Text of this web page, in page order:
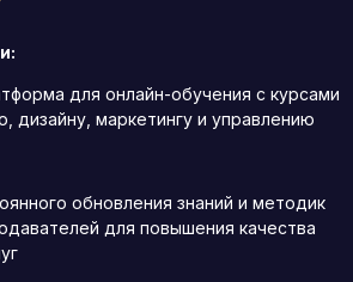
для онлайн-обучения с курсами
дизайну, маркетингу и управлению
обновления знаний и методик
для повышения качества